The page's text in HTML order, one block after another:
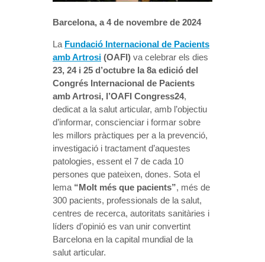
Barcelona, a 4 de novembre de 2024
La Fundació Internacional de Pacients
amb Artrosi (OAFI) va celebrar els dies
23, 24 i 25 d’octubre la 8a edició del
Congrés Internacional de Pacients
amb Artrosi, l’OAFI Congress24,
dedicat a la salut articular, amb l’objectiu
d’informar, conscienciar i formar sobre
les millors pràctiques per a la prevenció,
investigació i tractament d’aquestes
patologies, essent el 7 de cada 10
persones que pateixen, dones. Sota el
lema “Molt més que pacients”, més de
300 pacients, professionals de la salut,
centres de recerca, autoritats sanitàries i
líders d’opinió es van unir convertint
Barcelona en la capital mundial de la
salut articular.